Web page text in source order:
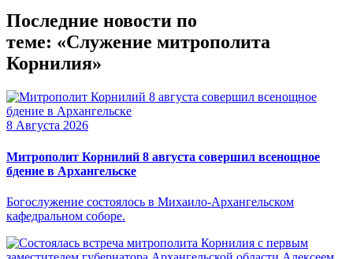
Последние новости по
теме: «Служение митрополита
Корнилия»
8 Августа 2026
Митрополит Корнилий 8 августа совершил всенощное
бдение в Архангельске
Богослужение состоялось в Михаило-Архангельском
кафедральном соборе.